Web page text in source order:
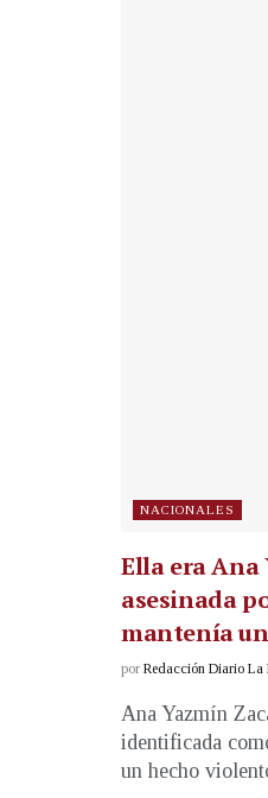
NACIONALES
Ella era Ana
asesinada
mantenía
por Redacción Diario La
Ana Yazmín
identificada
un hecho